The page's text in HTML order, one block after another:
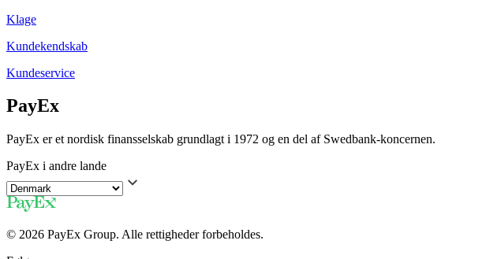
Klage
Kundekendskab
Kundeservice
PayEx
PayEx er et nordisk finansselskab grundlagt i 1972 og en del af Swedbank-koncernen.
PayEx i andre lande
© 2026 PayEx Group. Alle rettigheder forbeholdes.